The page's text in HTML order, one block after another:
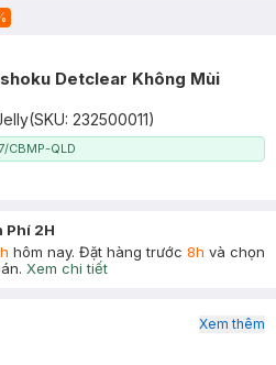
Detclear Không Mùi
(SKU: 232500011)
CBMP-QLD
Phí 2H
hôm nay. Đặt hàng trước 8h và chọn
Xem chi tiết
Xem thêm